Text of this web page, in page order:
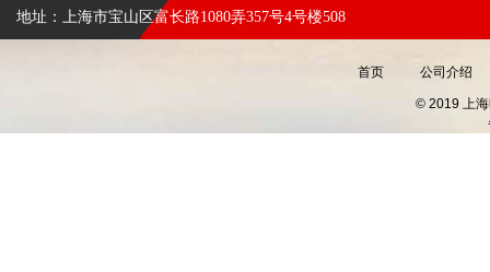
地址：上海市宝山区富长路1080弄357号4号楼508
首页 公司介绍
© 2019 上